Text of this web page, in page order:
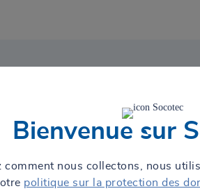
de l'industrie
risques, de conseil technique, de la
éoliennes, installations
leur durée de vie, améliorer
Bienvenue sur
comment nous collectons, nous
politique sur la protection des